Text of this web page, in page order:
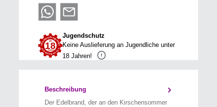
Jugendschutz
Keine Auslieferung an Jugendliche unter
18 Jahren!
Beschreibung
Der Edelbrand, der an den Kirschensommer